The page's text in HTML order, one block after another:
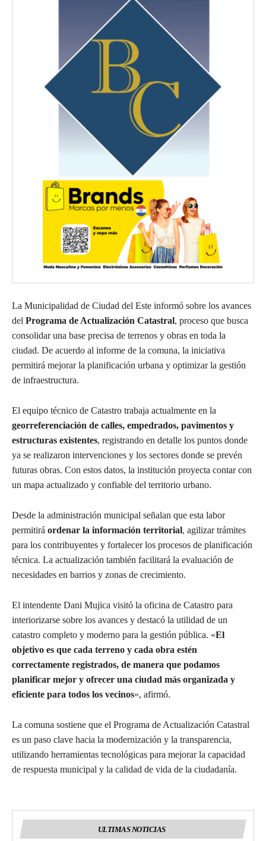
La Municipalidad de Ciudad del Este informó sobre los avances
del Programa de Actualización Catastral, proceso que busca
consolidar una base precisa de terrenos y obras en toda la
ciudad. De acuerdo al informe de la comuna, la iniciativa
permitirá mejorar la planificación urbana y optimizar la gestión
de infraestructura.
El equipo técnico de Catastro trabaja actualmente en la
georreferenciación de calles, empedrados, pavimentos y
estructuras existentes, registrando en detalle los puntos donde
ya se realizaron intervenciones y los sectores donde se prevén
futuras obras. Con estos datos, la institución proyecta contar con
un mapa actualizado y confiable del territorio urbano.
Desde la administración municipal señalan que esta labor
permitirá ordenar la información territorial, agilizar trámites
para los contribuyentes y fortalecer los procesos de planificación
técnica. La actualización también facilitará la evaluación de
necesidades en barrios y zonas de crecimiento.
El intendente Dani Mujica visitó la oficina de Catastro para
interiorizarse sobre los avances y destacó la utilidad de un
catastro completo y moderno para la gestión pública. «El
objetivo es que cada terreno y cada obra estén
correctamente registrados, de manera que podamos
planificar mejor y ofrecer una ciudad más organizada y
eficiente para todos los vecinos», afirmó.
La comuna sostiene que el Programa de Actualización Catastral
es un paso clave hacia la modernización y la transparencia,
utilizando herramientas tecnológicas para mejorar la capacidad
de respuesta municipal y la calidad de vida de la ciudadanía.
ULTIMAS NOTICIAS